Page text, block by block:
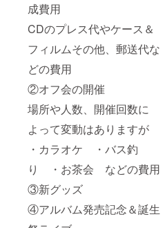
成費用
CDのプレス代やケース＆
フィルムその他、郵送代な
どの費用
②オフ会の開催
場所や人数、開催回数に
よって変動はありますが
・カラオケ ・バス釣
り ・お茶会 などの費用
③新グッズ
④アルバム発売記念＆誕生